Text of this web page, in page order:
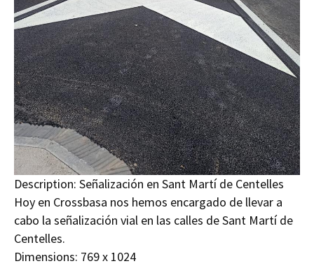
Description: Señalización en Sant Martí de Centelles
Hoy en Crossbasa nos hemos encargado de llevar a
cabo la señalización vial en las calles de Sant Martí de
Centelles.
Dimensions: 769 x 1024